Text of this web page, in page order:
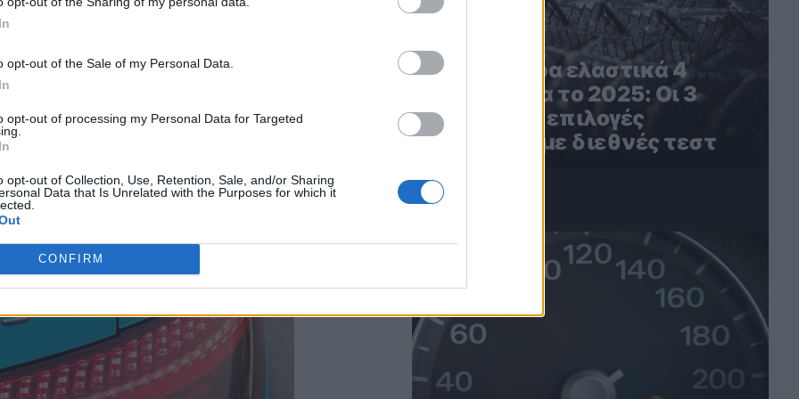
opt-out of the Sale of my Personal Data.
opt-out of processing my Personal Data for Targeted
opt-out of Collection, Use, Retention, Sale, and/or Sharing
Data that Is Unrelated with the Purposes for which it
CONFIRM
με μια έκδοση υπερτροφοδοτούμενου
να κάθεται κατά μήκος και να κινεί τους
κιβώτιο ταχυτήτων πολλαπλού συμπλέκτη
Τα καλύτερα ελαστικά 4
εποχών για το 2025: Οι 3
καλύτερες επιλογές
σύμφωνα με διεθνές τεστ
4